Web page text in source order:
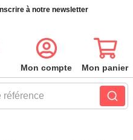
à notre newsletter
référence
Mon compte Mon panier